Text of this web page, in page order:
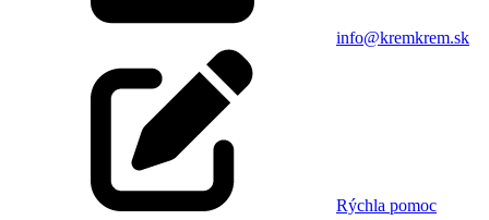
info@kremkrem.sk
Rýchla pomoc